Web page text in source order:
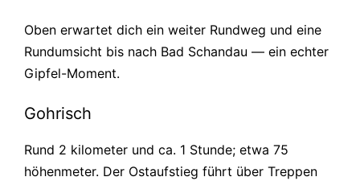
Oben erwartet dich ein weiter Rundweg und eine
Rundumsicht bis nach Bad Schandau — ein echter
Gipfel-Moment.
Gohrisch
Rund 2 kilometer und ca. 1 Stunde; etwa 75
höhenmeter. Der Ostaufstieg führt über Treppen